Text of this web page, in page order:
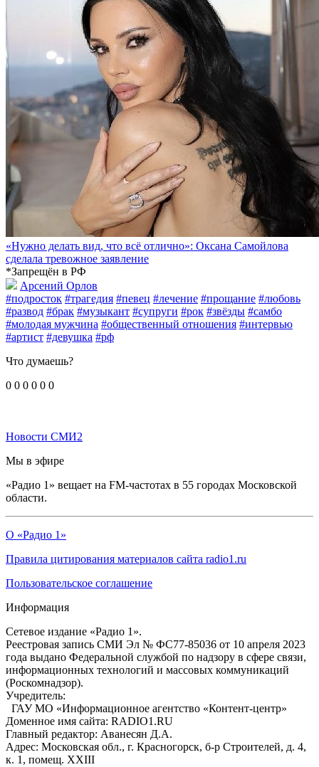
«Нужно делать вид, что всё отлично»: Оксана Самойлова
сделала тревожное заявление
*Запрещён в РФ
Арсений Орлов
#подросток #трагедия #певец #лечение #прощание #любовь
#развод #брак #музыкант #супруги #рок #звёзды #самбо
#молодая мужчина #общественный отношения #интервью
#артист #девушка #рф
Что думаешь?
0 0 0 0 0 0
Новости СМИ2
Мы в эфире
«Радио 1» вещает на FM-частотах в 55 городах Московской
области.
О «Радио 1»
Правила цитирования материалов сайта radio1.ru
Пользовательское соглашение
Информация
Сетевое издание «Радио 1».
Реестровая запись СМИ Эл № ФС77-85036 от 10 апреля 2023
года выдано Федеральной службой по надзору в сфере связи,
информационных технологий и массовых коммуникаций
(Роскомнадзор).
Учредитель:
ГАУ МО «Информационное агентство «Контент-центр»
Доменное имя сайта: RADIO1.RU
Главный редактор: Аванесян Д.А.
Адрес: Московская обл., г. Красногорск, б-р Строителей, д. 4,
к. 1, помещ. XXIII